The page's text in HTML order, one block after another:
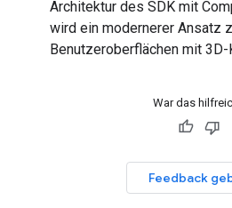
Architektur des SDK mit
wird ein modernerer Ansatz
Benutzeroberflächen mit 3D-
War das
Feedback